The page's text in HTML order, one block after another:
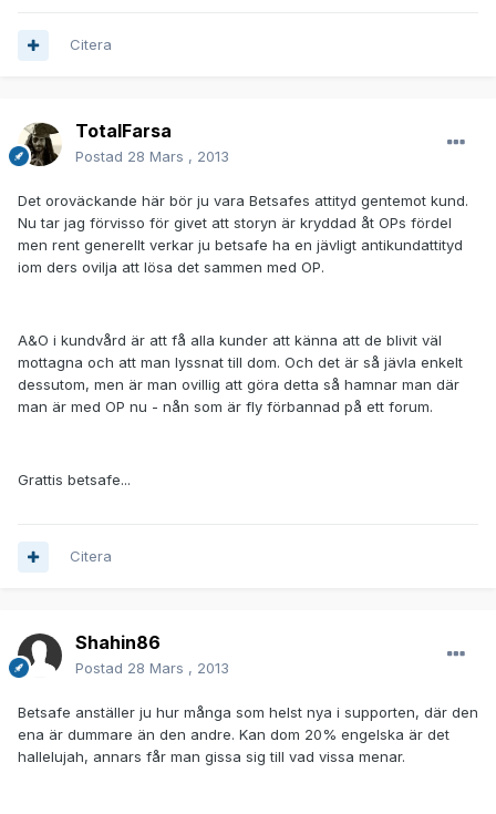
Citera
TotalFarsa
Postad 28 Mars , 2013
Det oroväckande här bör ju vara Betsafes attityd gentemot kund.
Nu tar jag förvisso för givet att storyn är kryddad åt OPs fördel
men rent generellt verkar ju betsafe ha en jävligt antikundattityd
iom ders ovilja att lösa det sammen med OP.
A&O i kundvård är att få alla kunder att känna att de blivit väl
mottagna och att man lyssnat till dom. Och det är så jävla enkelt
dessutom, men är man ovillig att göra detta så hamnar man där
man är med OP nu - nån som är fly förbannad på ett forum.
Grattis betsafe...
Citera
Shahin86
Postad 28 Mars , 2013
Betsafe anställer ju hur många som helst nya i supporten, där den
ena är dummare än den andre. Kan dom 20% engelska är det
hallelujah, annars får man gissa sig till vad vissa menar.